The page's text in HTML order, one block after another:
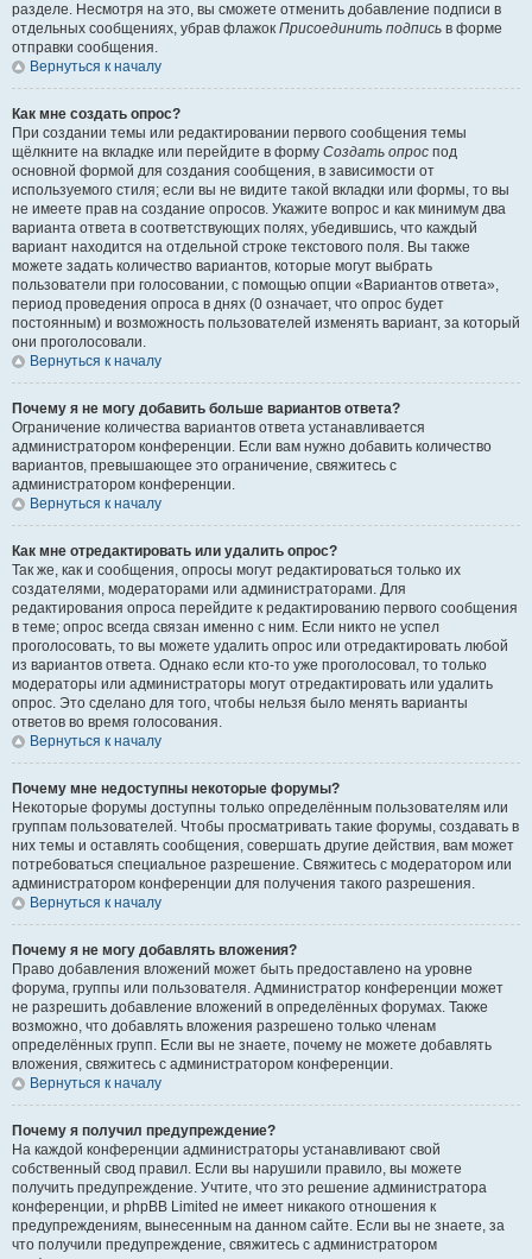
разделе. Несмотря на это, вы сможете отменить добавление подписи в
отдельных сообщениях, убрав флажок Присоединить подпись в форме
отправки сообщения.
Вернуться к началу
Как мне создать опрос?
При создании темы или редактировании первого сообщения темы
щёлкните на вкладке или перейдите в форму Создать опрос под
основной формой для создания сообщения, в зависимости от
используемого стиля; если вы не видите такой вкладки или формы, то вы
не имеете прав на создание опросов. Укажите вопрос и как минимум два
варианта ответа в соответствующих полях, убедившись, что каждый
вариант находится на отдельной строке текстового поля. Вы также
можете задать количество вариантов, которые могут выбрать
пользователи при голосовании, с помощью опции «Вариантов ответа»,
период проведения опроса в днях (0 означает, что опрос будет
постоянным) и возможность пользователей изменять вариант, за который
они проголосовали.
Вернуться к началу
Почему я не могу добавить больше вариантов ответа?
Ограничение количества вариантов ответа устанавливается
администратором конференции. Если вам нужно добавить количество
вариантов, превышающее это ограничение, свяжитесь с
администратором конференции.
Вернуться к началу
Как мне отредактировать или удалить опрос?
Так же, как и сообщения, опросы могут редактироваться только их
создателями, модераторами или администраторами. Для
редактирования опроса перейдите к редактированию первого сообщения
в теме; опрос всегда связан именно с ним. Если никто не успел
проголосовать, то вы можете удалить опрос или отредактировать любой
из вариантов ответа. Однако если кто-то уже проголосовал, то только
модераторы или администраторы могут отредактировать или удалить
опрос. Это сделано для того, чтобы нельзя было менять варианты
ответов во время голосования.
Вернуться к началу
Почему мне недоступны некоторые форумы?
Некоторые форумы доступны только определённым пользователям или
группам пользователей. Чтобы просматривать такие форумы, создавать в
них темы и оставлять сообщения, совершать другие действия, вам может
потребоваться специальное разрешение. Свяжитесь с модератором или
администратором конференции для получения такого разрешения.
Вернуться к началу
Почему я не могу добавлять вложения?
Право добавления вложений может быть предоставлено на уровне
форума, группы или пользователя. Администратор конференции может
не разрешить добавление вложений в определённых форумах. Также
возможно, что добавлять вложения разрешено только членам
определённых групп. Если вы не знаете, почему не можете добавлять
вложения, свяжитесь с администратором конференции.
Вернуться к началу
Почему я получил предупреждение?
На каждой конференции администраторы устанавливают свой
собственный свод правил. Если вы нарушили правило, вы можете
получить предупреждение. Учтите, что это решение администратора
конференции, и phpBB Limited не имеет никакого отношения к
предупреждениям, вынесенным на данном сайте. Если вы не знаете, за
что получили предупреждение, свяжитесь с администратором